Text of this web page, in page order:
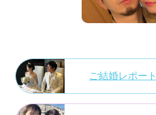
ご結婚レポート